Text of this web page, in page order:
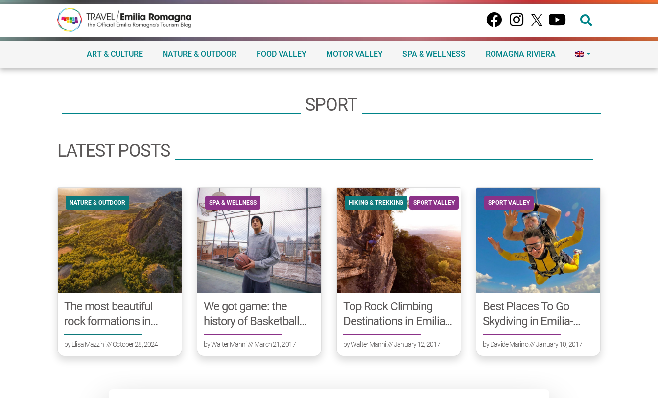
ART & CULTURE NATURE & OUTDOOR FOOD VALLEY MOTOR VALLEY SPA & WELLNESS ROMAGNA RIVIERA
SPORT
LATEST POSTS
NATURE & OUTDOOR
The most beautiful
rock formations in
Emilia-Romagna
byElisa Mazzini/// October 28, 2024
SPA & WELLNESS
We got game: the
history of Basketball
made in Emilia
Romagna
byWalter Manni /// March 21, 2017
HIKING & TREKKING SPORT VALLEY
Top Rock Climbing
Destinations in Emilia-
Romagna
byWalter Manni /// January 12, 2017
SPORT VALLEY
Best Places To Go
Skydiving in Emilia-
Romagna
byDavide Marino/// January 10, 2017